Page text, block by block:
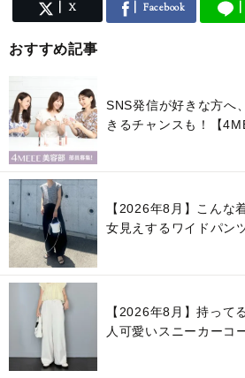
X Facebook
おすすめ記事
SNS発信が好きな方へ
きるチャンスも！【
【2026年8月】こんな
女見えするワイドパン
【2026年8月】持って
人可愛いスニーカーコ